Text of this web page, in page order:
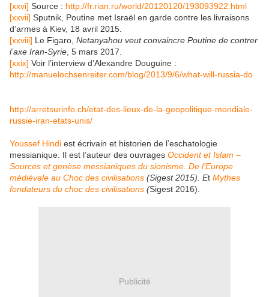
[xxvi] Source : http://fr.rian.ru/world/20120120/193093922.html
[xxvii] Sputnik, Poutine met Israël en garde contre les livraisons
d’armes à Kiev, 18 avril 2015.
[xxviii] Le Figaro, Netanyahou veut convaincre Poutine de contrer
l’axe Iran-Syrie , 5 mars 2017.
[xxix] Voir l’interview d’Alexandre Douguine :
http://manuelochsenreiter.com/blog/2013/9/6/what-will-russia-do
http://arretsurinfo.ch/etat-des-lieux-de-la-geopolitique-mondiale-
russie-iran-etats-unis/
Youssef Hindi est écrivain et historien de l’eschatologie
messianique. Il est l’auteur des ouvrages Occident et Islam –
Sources et genèse messianiques du sionisme. De l’Europe
médiévale au Choc des civilisations (Sigest 2015). Et Mythes
fondateurs du choc des civilisations (Sigest 2016).
Publicité